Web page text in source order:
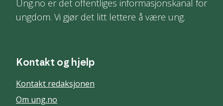
Ung.no er det offentliges informasjonskanal for
ungdom. Vi gjør det litt lettere å være ung.
Kontakt og hjelp
Kontakt redaksjonen
Om ung.no